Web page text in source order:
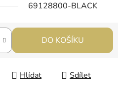
69128800-BLACK
DO KOŠÍKU
Hlídat Sdílet